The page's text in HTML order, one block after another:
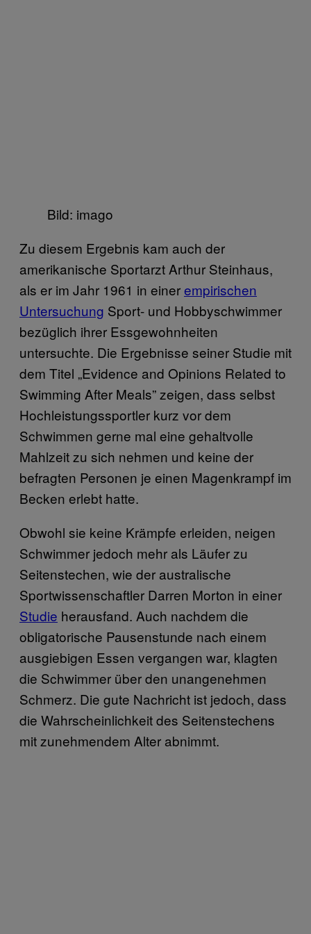
Bild: imago
Zu diesem Ergebnis kam auch der
amerikanische Sportarzt Arthur Steinhaus,
als er im Jahr 1961 in einerempirischen
Untersuchung Sport- und Hobbyschwimmer
bezüglich ihrer Essgewohnheiten
untersuchte. Die Ergebnisse seiner Studie mit
dem Titel „Evidence and Opinions Related to
Swimming After Meals” zeigen, dass selbst
Hochleistungssportler kurz vor dem
Schwimmen gerne mal eine gehaltvolle
Mahlzeit zu sich nehmen und keine der
befragten Personen je einen Magenkrampf im
Becken erlebt hatte.
Obwohl sie keine Krämpfe erleiden, neigen
Schwimmer jedoch mehr als Läufer zu
Seitenstechen, wie der australische
Sportwissenschaftler Darren Morton in einer
Studie herausfand. Auch nachdem die
obligatorische Pausenstunde nach einem
ausgiebigen Essen vergangen war, klagten
die Schwimmer über den unangenehmen
Schmerz. Die gute Nachricht ist jedoch, dass
die Wahrscheinlichkeit des Seitenstechens
mit zunehmendem Alter abnimmt.